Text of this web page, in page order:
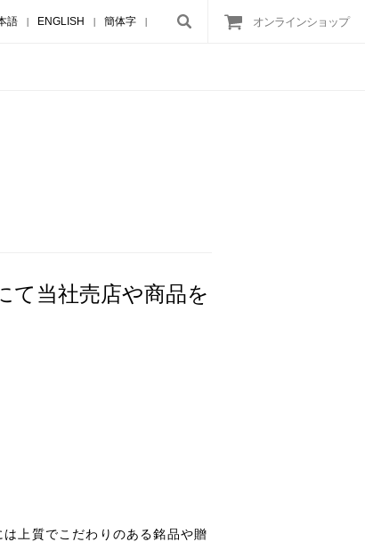
オンラインショップ
語 | ENGLISH | 簡体字 |
て当社売店や商品を
上質でこだわりのある銘品や贈